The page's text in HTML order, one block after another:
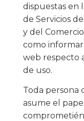
dispuestas en
de Servicios
y del
como informar
web respecto
de uso.
Toda persona
asume el